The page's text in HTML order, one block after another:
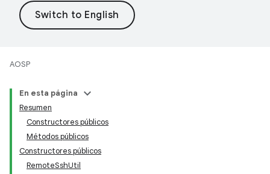
AOSP
En esta página
Resumen
Constructores públicos
Métodos públicos
Constructores públicos
RemoteSshUtil